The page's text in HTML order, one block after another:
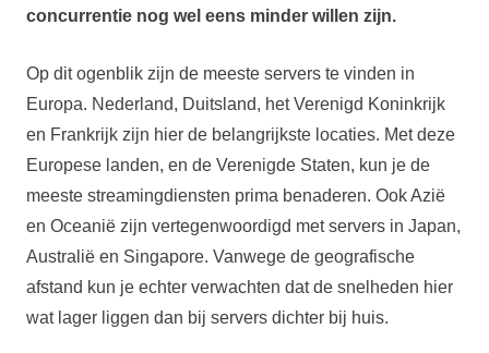
concurrentie nog wel eens minder willen zijn.
Op dit ogenblik zijn de meeste servers te vinden in
Europa. Nederland, Duitsland, het Verenigd Koninkrijk
en Frankrijk zijn hier de belangrijkste locaties. Met deze
Europese landen, en de Verenigde Staten, kun je de
meeste streamingdiensten prima benaderen. Ook Azië
en Oceanië zijn vertegenwoordigd met servers in Japan,
Australië en Singapore. Vanwege de geografische
afstand kun je echter verwachten dat de snelheden hier
wat lager liggen dan bij servers dichter bij huis.